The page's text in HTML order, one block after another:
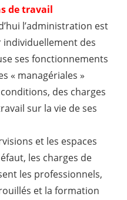
de travail
l’administration est
des
ses fonctionnements
« managériales »
des charges
sur la vie de ses
et les espaces
les charges de
les professionnels,
et la formation